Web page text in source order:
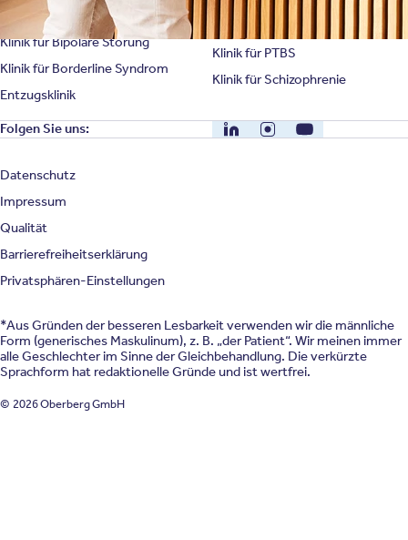
Klinik für Persönlichkeitsstörung
Klinik für Bipolare Störung
Klinik für Borderline Syndrom
Entzugsklinik
Klinik für Psychose
Klinik für PTBS
Klinik für Schizophrenie
Folgen Sie uns: LinkedInInstagramYouTube
Datenschutz
Impressum
Qualität
Barrierefreiheitserklärung
Privatsphären-Einstellungen
*Aus Gründen der besseren Lesbarkeit verwenden wir die männliche
Form (generisches Maskulinum), z. B. „der Patient“. Wir meinen immer
alle Geschlechter im Sinne der Gleichbehandlung. Die verkürzte
Sprachform hat redaktionelle Gründe und ist wertfrei.
© 2026 Oberberg GmbH